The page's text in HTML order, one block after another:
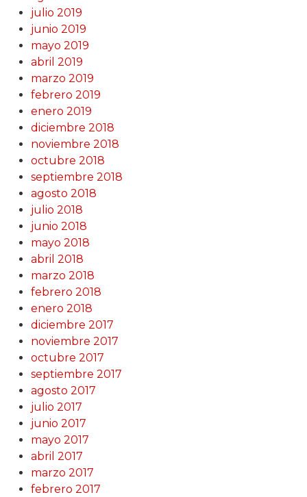
julio 2019
junio 2019
mayo 2019
abril 2019
marzo 2019
febrero 2019
enero 2019
diciembre 2018
noviembre 2018
octubre 2018
septiembre 2018
agosto 2018
julio 2018
junio 2018
mayo 2018
abril 2018
marzo 2018
febrero 2018
enero 2018
diciembre 2017
noviembre 2017
octubre 2017
septiembre 2017
agosto 2017
julio 2017
junio 2017
mayo 2017
abril 2017
marzo 2017
febrero 2017